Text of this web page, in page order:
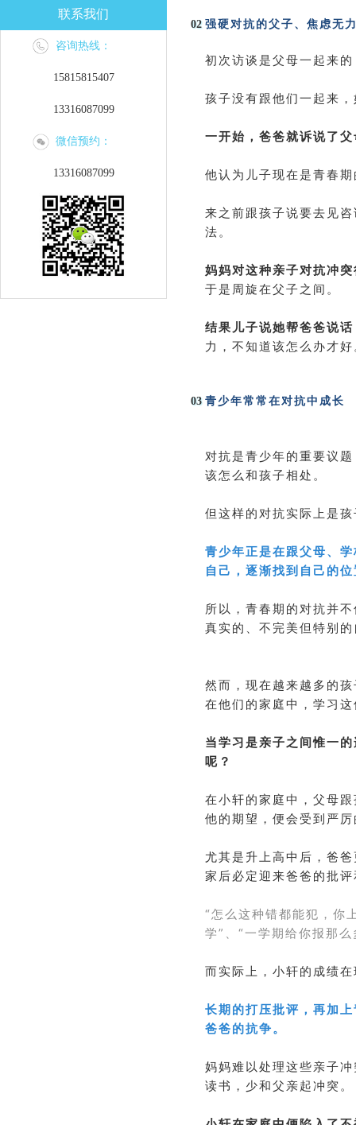
联系我们
咨询热线：
15815815407
13316087099
微信预约：
13316087099
02 强硬对抗的父子、焦虑无
初次访谈是父母一起来
孩子没有跟他们一起来
一开始，爸爸就诉说了
他认为儿子现在是青春
来之前跟孩子说要去见
法。
妈妈对这种亲子对抗冲
于是周旋在父子之间。
结果儿子说她帮爸爸说
力，不知道该怎么办才
03 青少年常常在对抗中成长
对抗是青少年的重要议
该怎么和孩子相处。
但这样的对抗实际上是
青少年正是在跟父母、
自己，逐渐找到自己的
所以，青春期的对抗并
真实的、不完美但特别
然而，现在越来越多的
在他们的家庭中，学习
当学习是亲子之间惟一
呢？
在小轩的家庭中，父母
他的期望，便会受到严
尤其是升上高中后，爸
家后必定迎来爸爸的批
“怎么这种错都能犯，你
学”、“一学期给你报那
而实际上，小轩的成绩
长期的打压批评，再加
爸爸的抗争。
妈妈难以处理这些亲子
读书，少和父亲起冲突。